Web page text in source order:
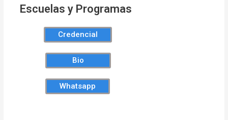
Escuelas y Programas
Credencial
Bio
Whatsapp